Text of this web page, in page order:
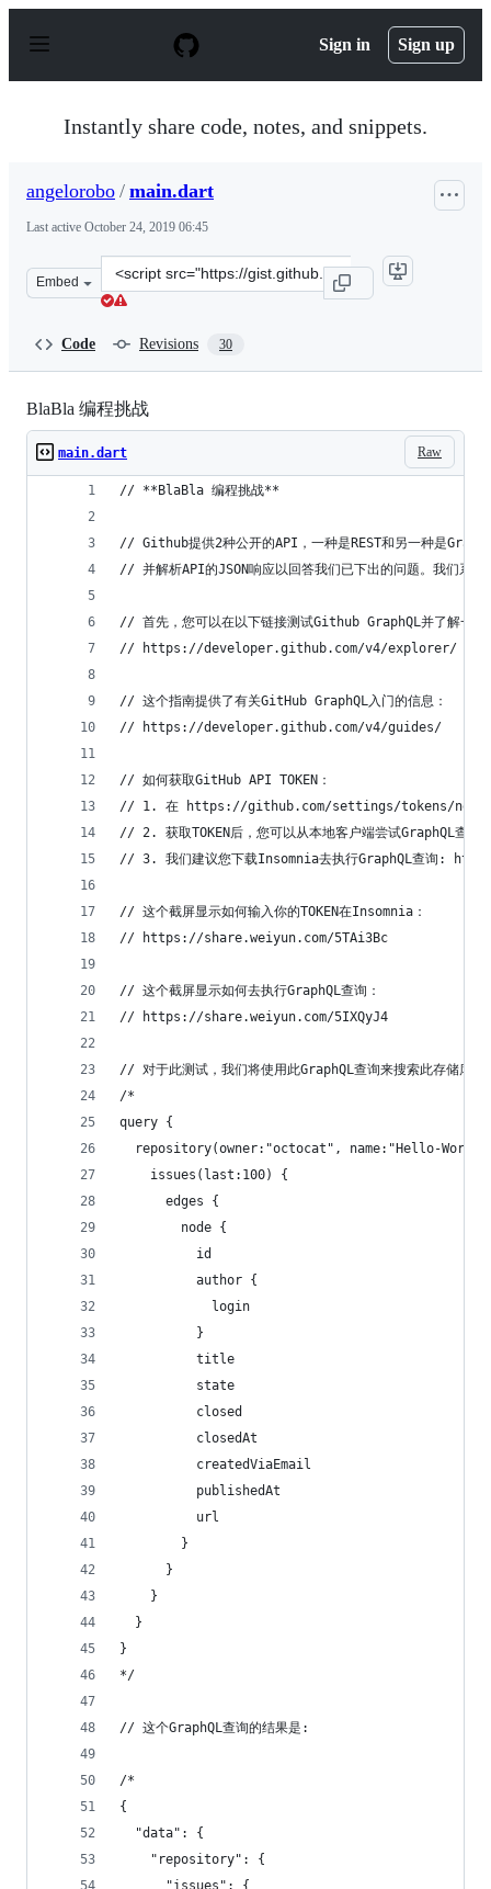
p
Sign in Sign up
Instantly share code, notes, and snippets.
angelorobo / main.dart
Last active October 24, 2019 06:45
Embed
Clone
this
Code Revisions 30
BlaBla 编程挑战
Raw
main.dart
// **BlaBla 编程挑战**
// Github提供2种公开的API，一种是REST和另一种是
// 并解析API的JSON响应以回答我们已下出的问题。我们系
// 首先，您可以在以下链接测试Github GraphQL并了解一些
// https://developer.github.com/v4/explorer/
// 这个指南提供了有关GitHub GraphQL入门的信息：
// https://developer.github.com/v4/guides/
// 如何获取GitHub API TOKEN：
// 1. 在 https://github.com/settings/tokens/new 选择您
// 2. 获取TOKEN后，您可以从本地客户端尝试GraphQL查询
// 3. 我们建议您下载Insomnia去执行GraphQL查询:
// 这个截屏显示如何输入你的TOKEN在Insomnia：
// https://share.weiyun.com/5TAi3Bc
// 这个截屏显示如何去执行GraphQL查询：
// https://share.weiyun.com/5IXQyJ4
// 对于此测试，我们将使用此GraphQL查询来搜索此存
/*
query {
repository(owner:"octocat", name:"Hello-
    issues(last:100) {
      edges {
        node {
          id
          author {
            login
          }
          title
          state
          closed
          closedAt
          createdViaEmail
          publishedAt
          url
        }
      }
    }
  }
}
*/
// 这个GraphQL查询的结果是:
/*
{
  "data": {
    "repository": {
      "issues": {